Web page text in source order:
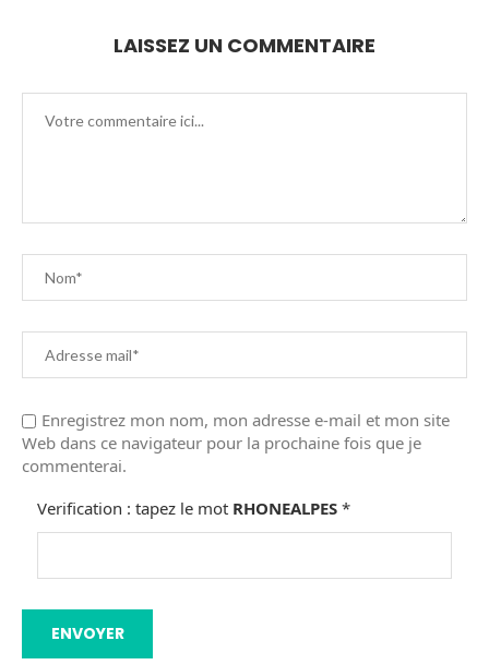
LAISSEZ UN COMMENTAIRE
Enregistrez mon nom, mon adresse e-mail et mon site
Web dans ce navigateur pour la prochaine fois que je
commenterai.
Verification : tapez le mot RHONEALPES *